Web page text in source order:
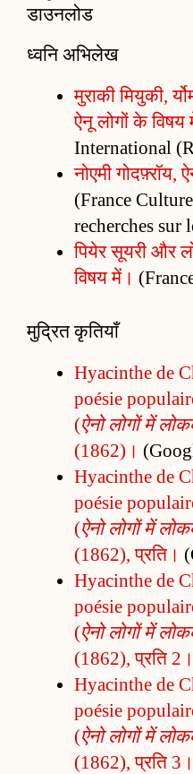
डाउनलोड
ध्वनि अभिलेख
मुराकी मियुकी,
ऐनू लोगों के विषय
International
नोएमी गोदफ़्रॉय,
(France
recherches sur
पियेर सूयरी और
विषय में।
मुद्रित कृतियाँ
Hyacinthe de
poésie
(ऐनो लोगों में
(1862)।
Hyacinthe de
poésie
(ऐनो लोगों में
(1862), प्रति।
Hyacinthe de
poésie
(ऐनो लोगों में
(1862), प्रति 2।
Hyacinthe de
poésie
(ऐनो लोगों में
(1862), प्रति 3।